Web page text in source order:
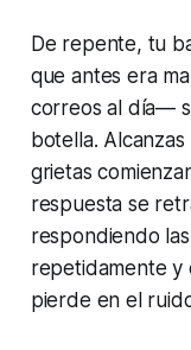
De repente, tu
que antes era
correos al día—
botella.
grietas
respuesta se
respondiendo
repetidamente y
pierde en el